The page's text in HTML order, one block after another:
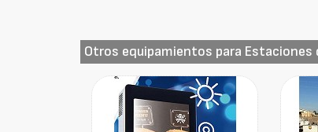
Otros equipamientos para Estaciones